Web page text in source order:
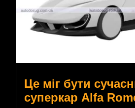
Це міг бути
суперкар Alfa